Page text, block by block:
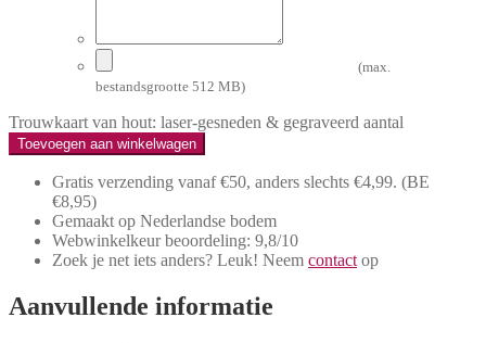
(max.
bestandsgrootte 512 MB)
Trouwkaart van hout: laser-gesneden & gegraveerd aantal
Toevoegen aan winkelwagen
Gratis verzending vanaf €50, anders slechts €4,99. (BE
€8,95)
Gemaakt op Nederlandse bodem
Webwinkelkeur beoordeling: 9,8/10
Zoek je net iets anders? Leuk! Neem contact op
Aanvullende informatie